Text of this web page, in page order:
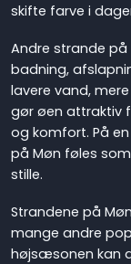
skifte farve i
Andre strande på
badning,
lavere vand,
gør øen attraktiv
og komfort. På
på Møn føles
stille.
Strandene på
mange andre
højsæsonen kan